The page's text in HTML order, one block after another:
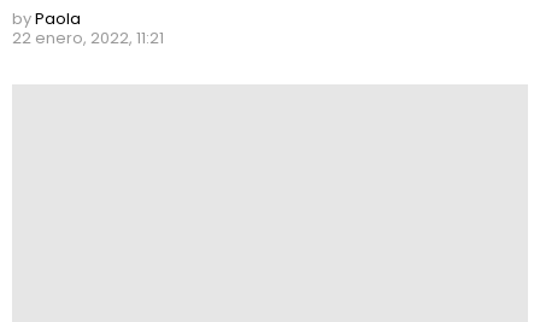
byPaola
22 enero, 2022, 11:21